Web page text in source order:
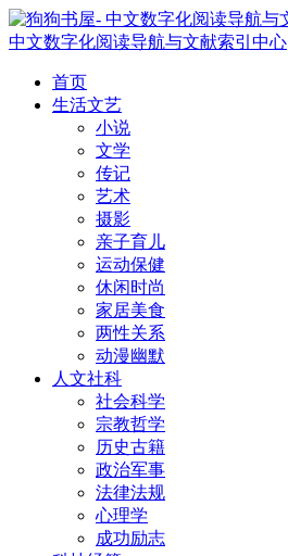
中文数字化阅读导航与文献索引中心
首页
生活文艺
小说
文学
传记
艺术
摄影
亲子育儿
运动保健
休闲时尚
家居美食
两性关系
动漫幽默
人文社科
社会科学
宗教哲学
历史古籍
政治军事
法律法规
心理学
成功励志